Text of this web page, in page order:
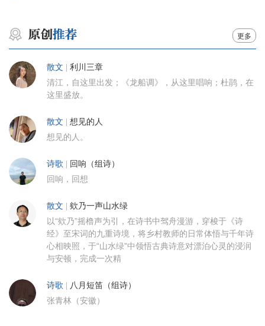
更多
散文 | 利川三章
清江，自这里出发；《龙船调》，从这里唱响；杜鹃，在
这里盛放。
散文 | 想见的人
想见的人。
诗歌 | 回响（组诗）
回响，回想
散文 | 欸乃一声山水绿
以“欸乃”摇橹声为引，在诗书中驾舟漫游，穿梭于《诗
经》至宋词的九重诗境，将乡村教师的日常体悟与千年诗
心相映照，于“山水绿”中领悟古典诗意对漂泊心灵的浸润
与安顿，完成一次精
诗歌 | 八月短笛（组诗）
张青林（安徽）